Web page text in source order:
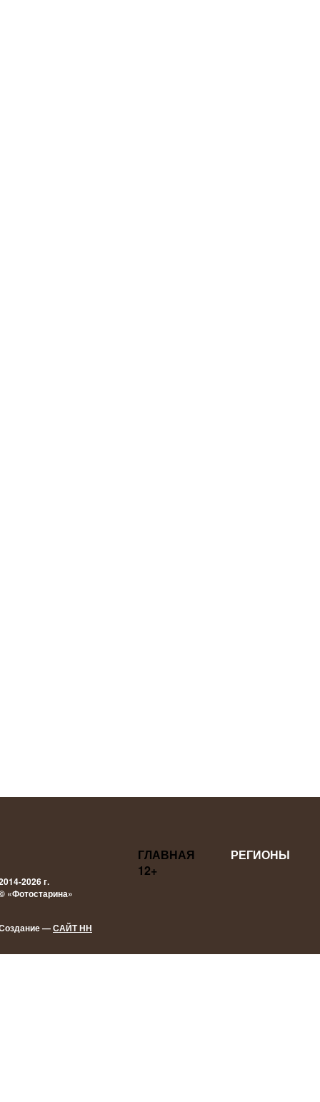
2026 г.
«Фотостарина»
—САЙТ НН
ГЛАВНАЯ
РЕГИОНЫ
12+